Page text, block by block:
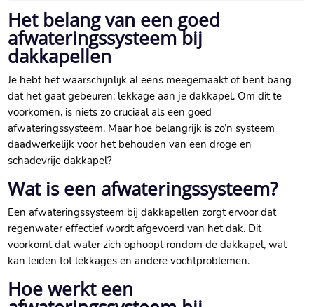
Het belang van een goed
afwateringssysteem bij
dakkapellen
Je hebt het waarschijnlijk al eens meegemaakt of bent bang
dat het gaat gebeuren: lekkage aan je dakkapel.​ Om dit te
voorkomen, is niets zo cruciaal als een goed
afwateringssysteem.​ Maar hoe belangrijk is zo’n systeem
daadwerkelijk voor het behouden van een droge en
schadevrije dakkapel?
Wat is een afwateringssysteem?
Een afwateringssysteem bij dakkapellen zorgt ervoor dat
regenwater effectief wordt afgevoerd van het dak.​ Dit
voorkomt dat water zich ophoopt rondom de dakkapel, wat
kan leiden tot lekkages en andere vochtproblemen.​
Hoe werkt een